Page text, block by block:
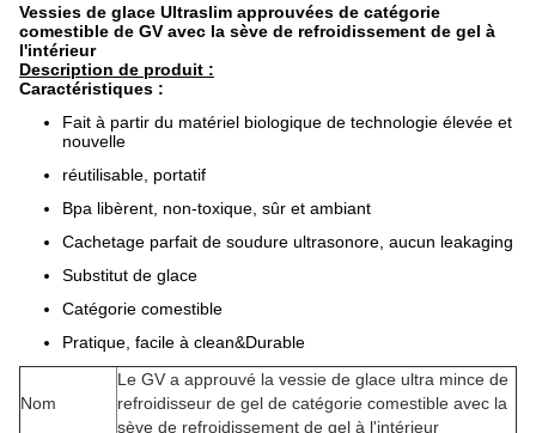
Vessies de glace Ultraslim approuvées de catégorie
comestible de GV avec la sève de refroidissement de gel à
l'intérieur
Description de produit :
Caractéristiques :
Fait à partir du matériel biologique de technologie élevée et
nouvelle
réutilisable, portatif
Bpa libèrent, non-toxique, sûr et ambiant
Cachetage parfait de soudure ultrasonore, aucun leakaging
Substitut de glace
Catégorie comestible
Pratique, facile à clean&Durable
Nom
Le GV a approuvé la vessie de glace ultra mince de
refroidisseur de gel de catégorie comestible avec la
sève de refroidissement de gel à l'intérieur